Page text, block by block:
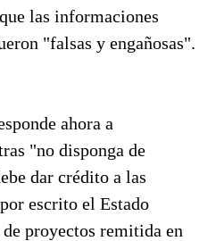
las informaciones
"falsas y engañosas".
ahora a
"no disponga de
dar crédito a las
escrito el Estado
proyectos remitida en